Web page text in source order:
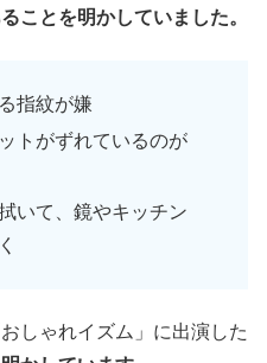
ことを明かしていました。
指紋が嫌
トがずれているのが
いて、鏡やキッチン
しゃれイズム」に出演した